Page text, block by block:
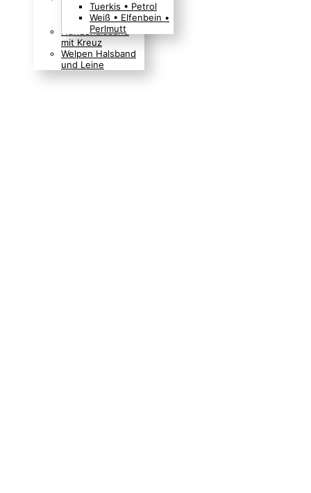
Boho Indianer
Hippie Look
Hundehalsband
mit Kreuz
Welpen Halsband
und Leine
Tuerkis • Petrol
Weiß • Elfenbein •
Perlmutt